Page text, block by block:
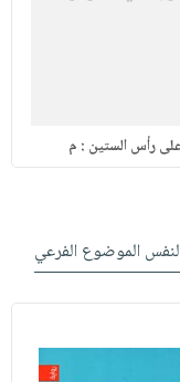
رأس الستين : م
لنفس الموضوع الفرعي